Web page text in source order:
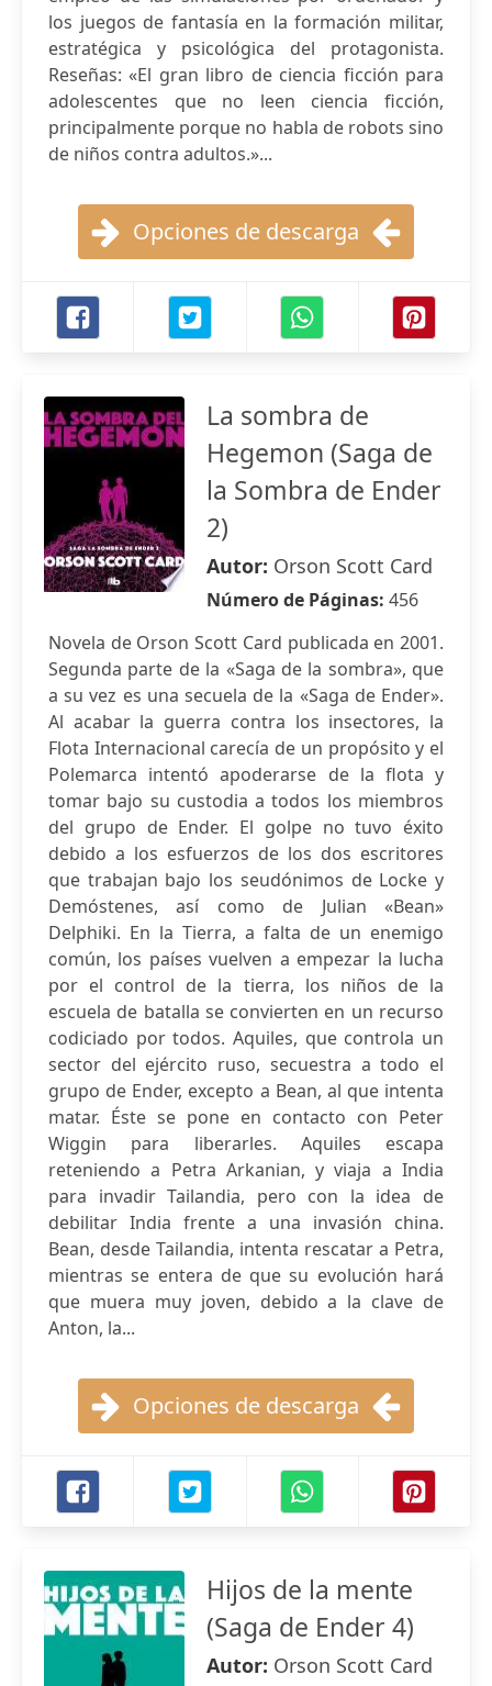
los juegos de fantasía en la formación militar,
estratégica y psicológica del protagonista.
Reseñas: «El gran libro de ciencia ficción para
adolescentes que no leen ciencia ficción,
principalmente porque no habla de robots sino
de niños contra adultos.»...
Opciones de descarga
La sombra de
Hegemon (Saga de
la Sombra de Ender
2)
Autor: Orson Scott Card
Número de Páginas: 456
Novela de Orson Scott Card publicada en 2001.
Segunda parte de la «Saga de la sombra», que
a su vez es una secuela de la «Saga de Ender».
Al acabar la guerra contra los insectores, la
Flota Internacional carecía de un propósito y el
Polemarca intentó apoderarse de la flota y
tomar bajo su custodia a todos los miembros
del grupo de Ender. El golpe no tuvo éxito
debido a los esfuerzos de los dos escritores
que trabajan bajo los seudónimos de Locke y
Demóstenes, así como de Julian «Bean»
Delphiki. En la Tierra, a falta de un enemigo
común, los países vuelven a empezar la lucha
por el control de la tierra, los niños de la
escuela de batalla se convierten en un recurso
codiciado por todos. Aquiles, que controla un
sector del ejército ruso, secuestra a todo el
grupo de Ender, excepto a Bean, al que intenta
matar. Éste se pone en contacto con Peter
Wiggin para liberarles. Aquiles escapa
reteniendo a Petra Arkanian, y viaja a India
para invadir Tailandia, pero con la idea de
debilitar India frente a una invasión china.
Bean, desde Tailandia, intenta rescatar a Petra,
mientras se entera de que su evolución hará
que muera muy joven, debido a la clave de
Anton, la...
Opciones de descarga
Hijos de la mente
(Saga de Ender 4)
Autor: Orson Scott Card